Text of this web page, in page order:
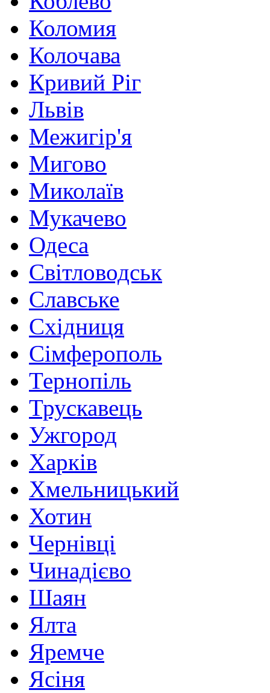
Коломия
Колочава
Кривий Ріг
Львів
Межигір'я
Мигово
Миколаїв
Мукачево
Одеса
Світловодськ
Славське
Східниця
Сімферополь
Тернопіль
Трускавець
Ужгород
Харків
Хмельницький
Хотин
Чернівці
Чинадієво
Шаян
Ялта
Яремче
Ясіня